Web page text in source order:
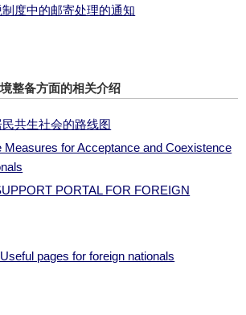
度中的邮寄处理的通知
整备方面的相关介绍
共生社会的路线图
Measures for Acceptance and Coexistence
PORTAL FOR FOREIGN
pages for foreign nationals